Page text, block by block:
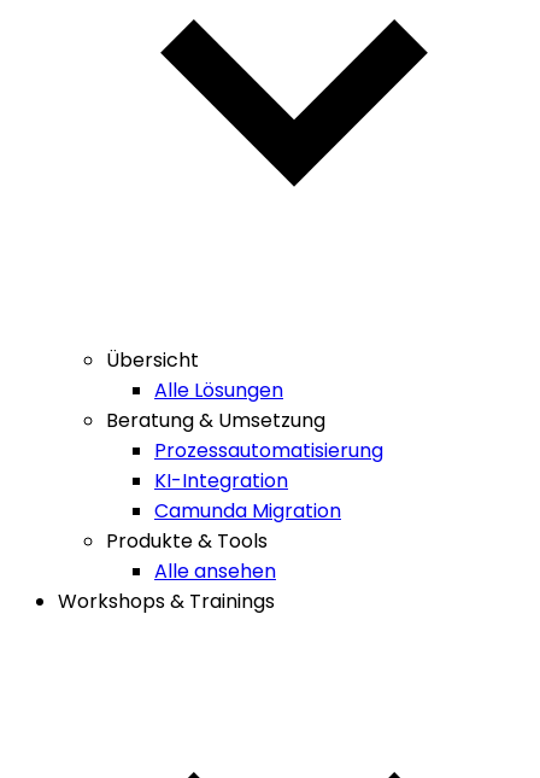
Übersicht
Alle Lösungen
Beratung & Umsetzung
Prozessautomatisierung
KI-Integration
Camunda Migration
Produkte & Tools
Alle ansehen
Workshops & Trainings